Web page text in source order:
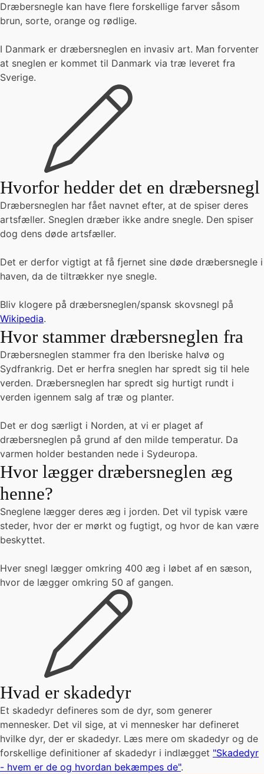
Dræbersnegle kan have flere forskellige farver såsom
brun, sorte, orange og rødlige.
I Danmark er dræbersneglen en invasiv art. Man forventer
at sneglen er kommet til Danmark via træ leveret fra
Sverige.
Hvorfor hedder det en dræbersnegl
Dræbersneglen har fået navnet efter, at de spiser deres
artsfæller. Sneglen dræber ikke andre snegle. Den spiser
dog dens døde artsfæller.
Det er derfor vigtigt at få fjernet sine døde dræbersnegle i
haven, da de tiltrækker nye snegle.
Bliv klogere på dræbersneglen/spansk skovsnegl på
Wikipedia.
Hvor stammer dræbersneglen fra
Dræbersneglen stammer fra den Iberiske halvø og
Sydfrankrig. Det er herfra sneglen har spredt sig til hele
verden. Dræbersneglen har spredt sig hurtigt rundt i
verden igennem salg af træ og planter.
Det er dog særligt i Norden, at vi er plaget af
dræbersneglen på grund af den milde temperatur. Da
varmen holder bestanden nede i Sydeuropa.
Hvor lægger dræbersneglen æg
henne?
Sneglene lægger deres æg i jorden. Det vil typisk være
steder, hvor der er mørkt og fugtigt, og hvor de kan være
beskyttet.
Hver snegl lægger omkring 400 æg i løbet af en sæson,
hvor de lægger omkring 50 af gangen.
Hvad er skadedyr
Et skadedyr defineres som de dyr, som generer
mennesker. Det vil sige, at vi mennesker har defineret
hvilke dyr, der er skadedyr. Læs mere om skadedyr og de
forskellige definitioner af skadedyr i indlægget "Skadedyr
- hvem er de og hvordan bekæmpes de".